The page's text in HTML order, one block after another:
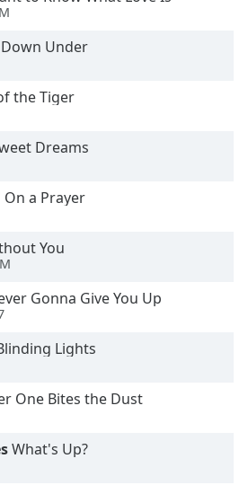
Down Under
the Tiger
Dreams
On a Prayer
You
Gonna Give You Up
Lights
One Bites the Dust
What's Up?